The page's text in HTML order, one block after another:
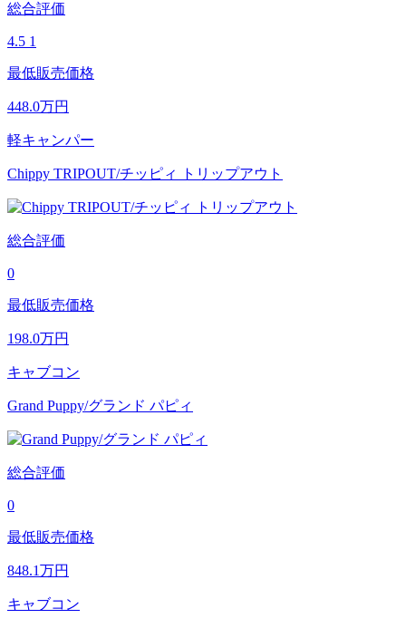
総合評価
4.5 1
最低販売価格
448.0万円
軽キャンパー
Chippy TRIPOUT/チッピィ トリップアウト
総合評価
0
最低販売価格
198.0万円
キャブコン
Grand Puppy/グランド パピィ
総合評価
0
最低販売価格
848.1万円
キャブコン